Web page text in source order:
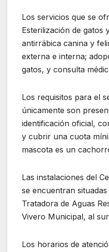
Los servicios que se
Esterilización de gatos
antirrábica canina y
externa e interna;
gatos, y consulta
Los requisitos para el
únicamente son
identificación oficial,
y cubrir una cuota
mascota es un
Las instalaciones del
se encuentran
Tratadora de Aguas
Vivero Municipal, al
Los horarios de